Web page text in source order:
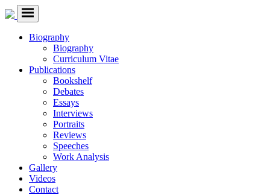
Biography
Biography
Curriculum Vitae
Publications
Bookshelf
Debates
Essays
Interviews
Portraits
Reviews
Speeches
Work Analysis
Gallery
Videos
Contact